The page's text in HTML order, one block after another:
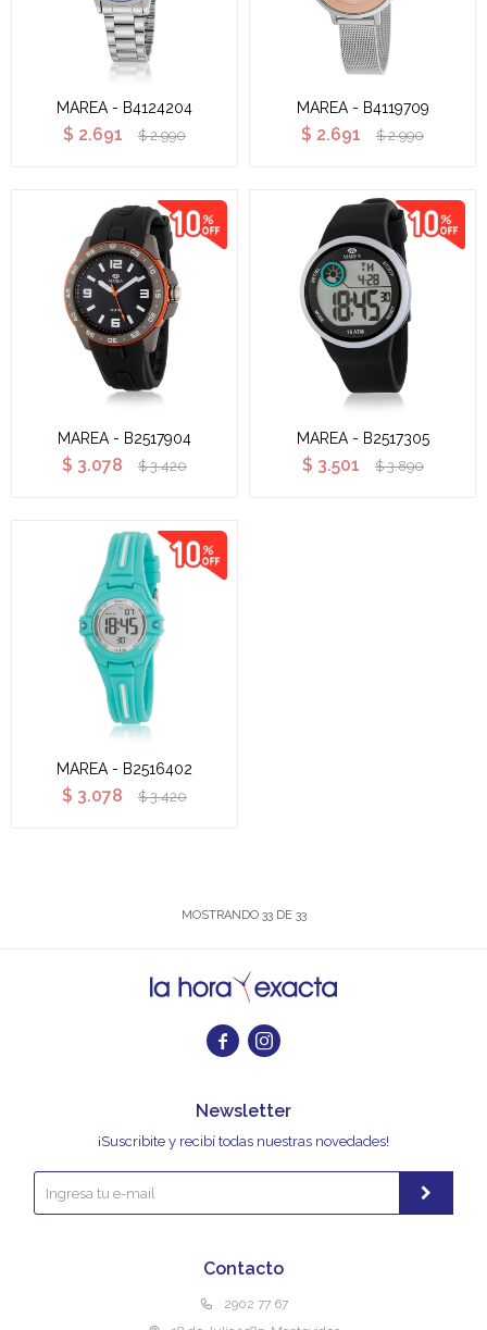
MAREA - B4124204
$ 2.691 $ 2.990
MAREA - B4119709
$ 2.691 $ 2.990
MAREA - B2517904
$ 3.078 $ 3.420
MAREA - B2517305
$ 3.501 $ 3.890
MAREA - B2516402
$ 3.078 $ 3.420
MOSTRANDO 33DE 33
 
Contacto
2902 77 67
Newsletter
¡Suscribite y recibí todas nuestras novedades!